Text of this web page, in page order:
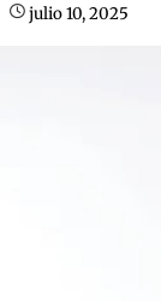
julio 10, 2025